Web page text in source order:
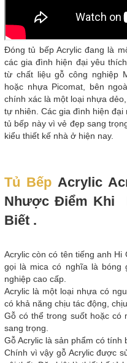
Đóng tủ bếp Acrylic đang là
các gia đình hiện đại yêu
từ chất liệu gỗ công nghiệp
hoặc nhựa Picomat, bên
chính xác là một loại nhựa
tự nhiên. Các gia đình hiện
tủ bếp này vì vẻ đẹp sang
kiểu thiết kế nhà ở hiện nay.
Tủ Bếp Acrylic
Nhược Điểm Khi
Biết .
Acrylic còn có tên tiếng anh
gọi là mica có nghĩa là bóng
nghiệp cao cấp.
Acrylic là một loại nhựa có
có khả năng chịu tác động,
Gỗ có thể trong suốt hoặc có
sang trọng.
Gỗ Acrylic là sản phẩm có tính
Chính vì vậy gỗ Acrylic được